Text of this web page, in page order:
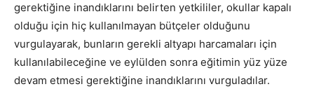
gerektiğine inandıklarını belirten yetkililer, okullar kapalı
olduğu için hiç kullanılmayan bütçeler olduğunu
vurgulayarak, bunların gerekli altyapı harcamaları için
kullanılabileceğine ve eylülden sonra eğitimin yüz yüze
devam etmesi gerektiğine inandıklarını vurguladılar.